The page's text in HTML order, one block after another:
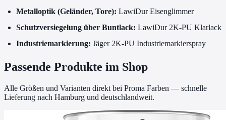
Metalloptik (Geländer, Tore): LawiDur Eisenglimmer
Schutzversiegelung über Buntlack: LawiDur 2K-PU Klarlack
Industriemarkierung: Jäger 2K-PU Industriemarkierspray
Passende Produkte im Shop
Alle Größen und Varianten direkt bei Proma Farben — schnelle
Lieferung nach Hamburg und deutschlandweit.